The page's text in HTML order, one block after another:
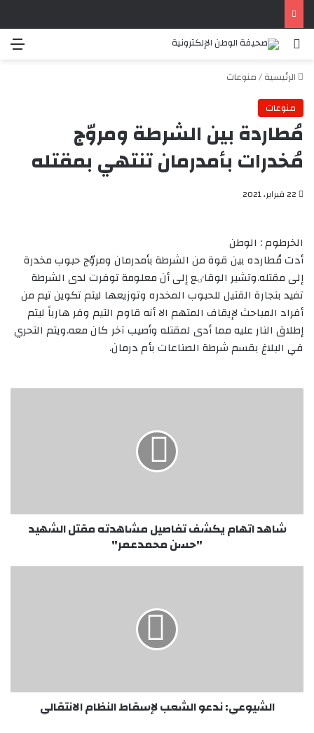
بحث عن
الرئيسية/منوعات
منوعات
مُطاردة بين الشرطة ومروّج
مُخدرات بأمدرمان تنتهي بمقتله
22 فبراير، 2021
الخرطوم : الوطن
أدت مُطارده بين قوة من الشرطة بأمدرمان ومروّج حبوب مخدرة
إلی مقتله.وتشير الوقاٸع إلی أن معلومة توفرت لدی الشرطة
تفيد بتجارة القتيل للحبوب المخدره وتوزيعها ليتم تکوين تيم من
أفراد المباحث لإيقاف المتهم الا أنه قاوم التيم وفر هارباً ليتم
إطلاق النار عليه مما أدی لمقتله وأصيب آخر کان معه.ويتم التحري
في البلاغ بقسم شرطة الصناعات بأم درمان.
شاهد
محمدعمر"
شاهد اتهام يكشف تفاصيل مشاهدته مقتل الشهيد
"حسن محمدعمر"
الشيوعي: ندعو الشعب لإسقاط النظام الانتقالي